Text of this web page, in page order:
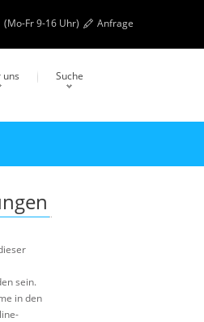
(Mo-Fr 9-16 Uhr) Anfrage
uns Suche
sein.
in den